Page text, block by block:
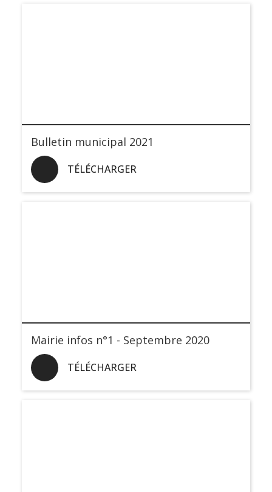
Bulletin municipal 2021
TÉLÉCHARGER
Mairie infos n°1 - Septembre 2020
TÉLÉCHARGER